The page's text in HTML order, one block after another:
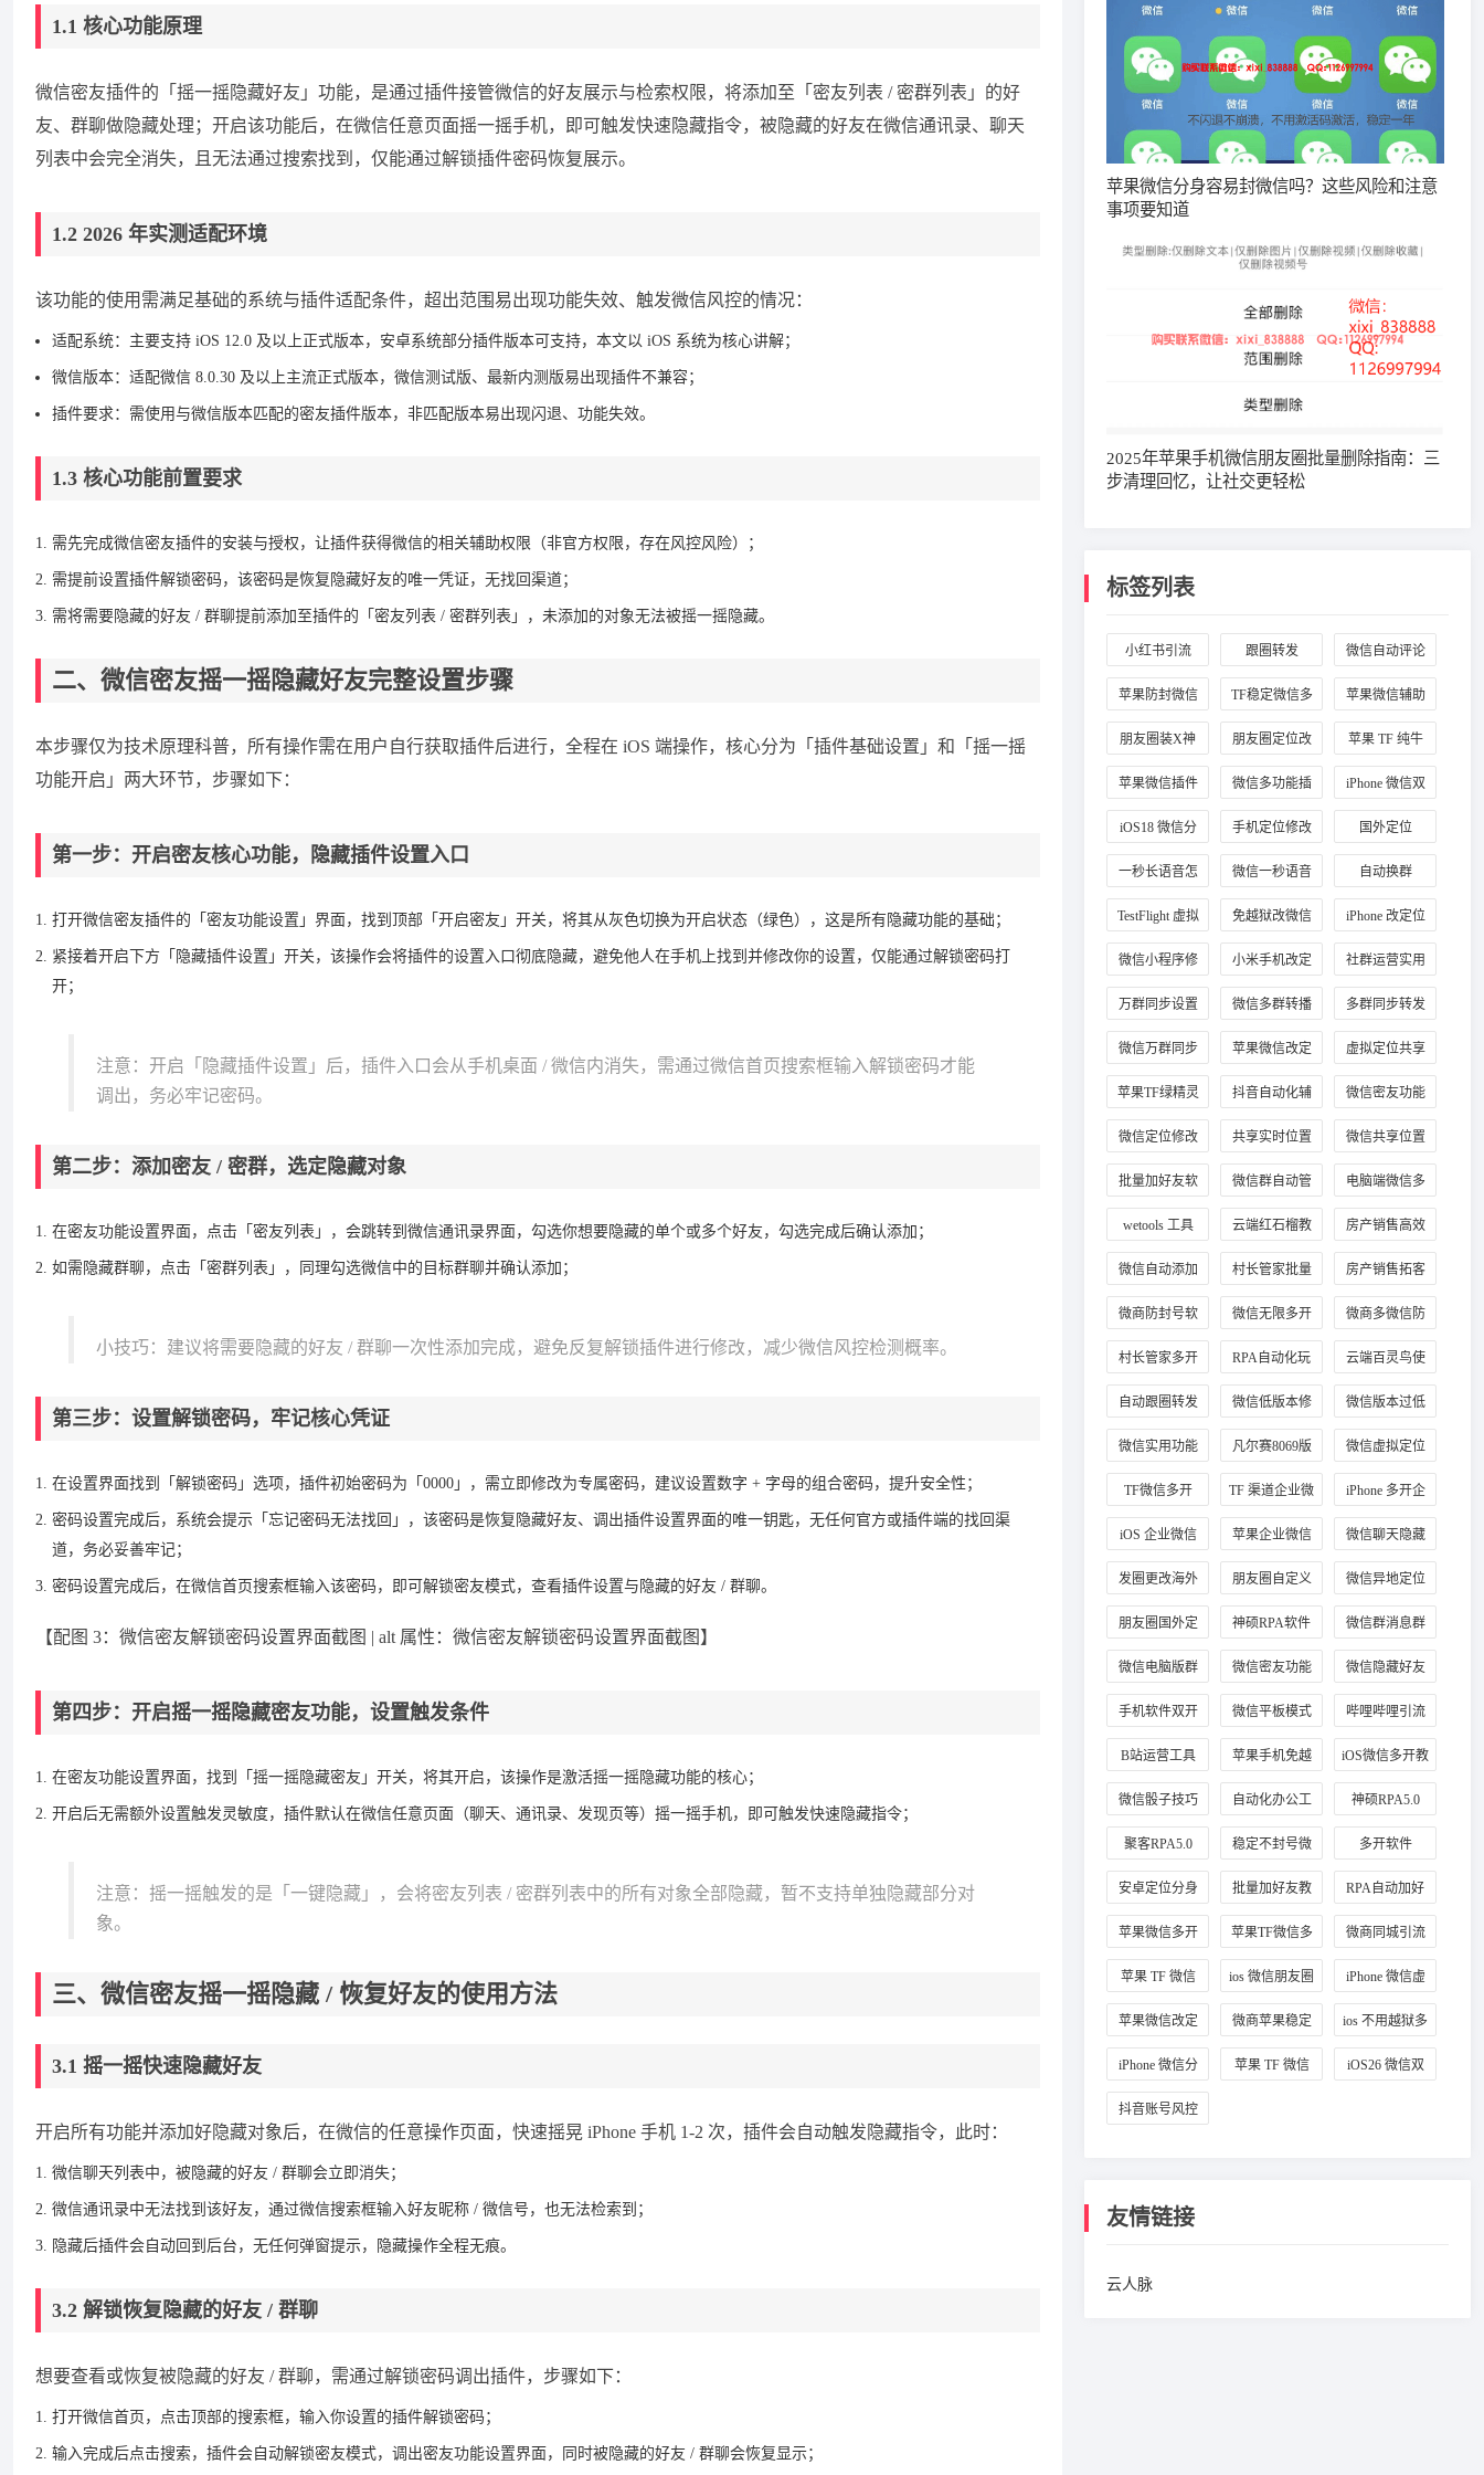
1.1 核心功能原理
微信密友插件的「摇一摇隐藏好友」功能，是通过插件接管微信的好友展示与检索权限，将添加至「密友列表 / 密群列表」的好
友、群聊做隐藏处理；开启该功能后，在微信任意页面摇一摇手机，即可触发快速隐藏指令，被隐藏的好友在微信通讯录、聊天
列表中会完全消失，且无法通过搜索找到，仅能通过解锁插件密码恢复展示。
1.2 2026 年实测适配环境
该功能的使用需满足基础的系统与插件适配条件，超出范围易出现功能失效、触发微信风控的情况：
适配系统：主要支持 iOS 12.0 及以上正式版本，安卓系统部分插件版本可支持，本文以 iOS 系统为核心讲解；
微信版本：适配微信 8.0.30 及以上主流正式版本，微信测试版、最新内测版易出现插件不兼容；
插件要求：需使用与微信版本匹配的密友插件版本，非匹配版本易出现闪退、功能失效。
1.3 核心功能前置要求
需先完成微信密友插件的安装与授权，让插件获得微信的相关辅助权限（非官方权限，存在风控风险）；
需提前设置插件解锁密码，该密码是恢复隐藏好友的唯一凭证，无找回渠道；
需将需要隐藏的好友 / 群聊提前添加至插件的「密友列表 / 密群列表」，未添加的对象无法被摇一摇隐藏。
二、微信密友摇一摇隐藏好友完整设置步骤
本步骤仅为技术原理科普，所有操作需在用户自行获取插件后进行，全程在 iOS 端操作，核心分为「插件基础设置」和「摇一摇
功能开启」两大环节，步骤如下：
第一步：开启密友核心功能，隐藏插件设置入口
打开微信密友插件的「密友功能设置」界面，找到顶部「开启密友」开关，将其从灰色切换为开启状态（绿色），这是所有隐藏功能的基础；
紧接着开启下方「隐藏插件设置」开关，该操作会将插件的设置入口彻底隐藏，避免他人在手机上找到并修改你的设置，仅能通过解锁密码打
开；
注意：开启「隐藏插件设置」后，插件入口会从手机桌面 / 微信内消失，需通过微信首页搜索框输入解锁密码才能
调出，务必牢记密码。
第二步：添加密友 / 密群，选定隐藏对象
在密友功能设置界面，点击「密友列表」，会跳转到微信通讯录界面，勾选你想要隐藏的单个或多个好友，勾选完成后确认添加；
如需隐藏群聊，点击「密群列表」，同理勾选微信中的目标群聊并确认添加；
小技巧：建议将需要隐藏的好友 / 群聊一次性添加完成，避免反复解锁插件进行修改，减少微信风控检测概率。
第三步：设置解锁密码，牢记核心凭证
在设置界面找到「解锁密码」选项，插件初始密码为「0000」，需立即修改为专属密码，建议设置数字 + 字母的组合密码，提升安全性；
密码设置完成后，系统会提示「忘记密码无法找回」，该密码是恢复隐藏好友、调出插件设置界面的唯一钥匙，无任何官方或插件端的找回渠
道，务必妥善牢记；
密码设置完成后，在微信首页搜索框输入该密码，即可解锁密友模式，查看插件设置与隐藏的好友 / 群聊。
【配图 3：微信密友解锁密码设置界面截图 | alt 属性：微信密友解锁密码设置界面截图】
第四步：开启摇一摇隐藏密友功能，设置触发条件
在密友功能设置界面，找到「摇一摇隐藏密友」开关，将其开启，该操作是激活摇一摇隐藏功能的核心；
开启后无需额外设置触发灵敏度，插件默认在微信任意页面（聊天、通讯录、发现页等）摇一摇手机，即可触发快速隐藏指令；
注意：摇一摇触发的是「一键隐藏」，会将密友列表 / 密群列表中的所有对象全部隐藏，暂不支持单独隐藏部分对
象。
三、微信密友摇一摇隐藏 / 恢复好友的使用方法
3.1 摇一摇快速隐藏好友
开启所有功能并添加好隐藏对象后，在微信的任意操作页面，快速摇晃 iPhone 手机 1-2 次，插件会自动触发隐藏指令，此时：
微信聊天列表中，被隐藏的好友 / 群聊会立即消失；
微信通讯录中无法找到该好友，通过微信搜索框输入好友昵称 / 微信号，也无法检索到；
隐藏后插件会自动回到后台，无任何弹窗提示，隐藏操作全程无痕。
3.2 解锁恢复隐藏的好友 / 群聊
想要查看或恢复被隐藏的好友 / 群聊，需通过解锁密码调出插件，步骤如下：
打开微信首页，点击顶部的搜索框，输入你设置的插件解锁密码；
输入完成后点击搜索，插件会自动解锁密友模式，调出密友功能设置界面，同时被隐藏的好友 / 群聊会恢复显示；
苹果微信分身容易封微信吗？这些风险和注意
事项要知道
2025年苹果手机微信朋友圈批量删除指南：三
步清理回忆，让社交更轻松
标签列表
小红书引流 跟圈转发 微信自动评论
苹果防封微信
插件
TF稳定微信多
开
苹果微信辅助
朋友圈装X神
器
朋友圈定位改
国外
苹果 TF 纯牛
马
苹果微信插件
推荐
微信多功能插
件
iPhone 微信双
开
iOS18 微信分
身
手机定位修改 国外定位
一秒长语音怎 微信一秒语音 自动换群
TestFlight 虚拟
定位
免越狱改微信
定位
iPhone 改定位
微信小程序修
改定位
小米手机改定
位
社群运营实用
工具
万群同步设置
教程
微信多群转播 多群同步转发
微信万群同步 苹果微信改定
位
虚拟定位共享
位置
苹果TF绿精灵 抖音自动化辅
助工具
微信密友功能
使用
微信定位修改
方法
共享实时位置
修改技巧
微信共享位置
改定位
批量加好友软 微信群自动管 电脑端微信多
开
wetools 工具 云端红石榴教
程
房产销售高效
加客源
微信自动添加
客户好友
村长管家批量
加手机号
房产销售拓客
工具
微商防封号软
件推荐
微信无限多开
正版
微商多微信防
封工具
村长管家多开 RPA自动化玩
法
云端百灵鸟使
用教程
自动跟圈转发
技巧
微信低版本修
复教程
微信版本过低
登录
微信实用功能
插件
凡尔赛8069版
本
微信虚拟定位
工具
TF微信多开 TF 渠道企业微
信分身
iPhone 多开企
业微信
iOS 企业微信
多开教程
苹果企业微信
分身
微信聊天隐藏
方法
发圈更改海外
定位方法
朋友圈自定义
海外地址
微信异地定位
修改
朋友圈国外定
位教程
神硕RPA软件
应用
微信群消息群
发教程
微信电脑版群
发
微信密友功能
介绍
微信隐藏好友
教程
手机软件双开 微信平板模式 哔哩哔哩引流
技巧
B站运营工具 苹果手机免越
狱玩法
iOS微信多开教
微信骰子技巧 自动化办公工
具
神硕RPA5.0
聚客RPA5.0 稳定不封号微
信多开
多开软件
安卓定位分身 批量加好友教
程
RPA自动加好
友
苹果微信多开
稳定版
苹果TF微信多
开
微商同城引流
定位技巧
苹果 TF 微信
定位设置
ios 微信朋友圈
改城市
iPhone 微信虚
拟定位
苹果微信改定
位教程
微商苹果稳定
微信多开
ios 不用越狱多
开微信
iPhone 微信分
身方法
苹果 TF 微信 iOS26 微信双
抖音账号风控
友情链接
云人脉